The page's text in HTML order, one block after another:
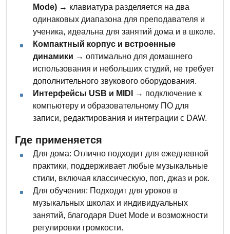
Mode) → клавиатура разделяется на два
одинаковых диапазона для преподавателя и
ученика, идеальна для занятий дома и в школе.
Компактный корпус и встроенные
динамики → оптимально для домашнего
использования и небольших студий, не требует
дополнительного звукового оборудования.
Интерфейсы USB и MIDI
→ подключение к
компьютеру и образовательному ПО для
записи, редактирования и интеграции с DAW.
Где применяется
Для дома: Отлично подходит для ежедневной
практики, поддерживает любые музыкальные
стили, включая классическую, поп, джаз и рок.
Для обучения: Подходит для уроков в
музыкальных школах и индивидуальных
занятий, благодаря Duet Mode и возможности
регулировки громкости.